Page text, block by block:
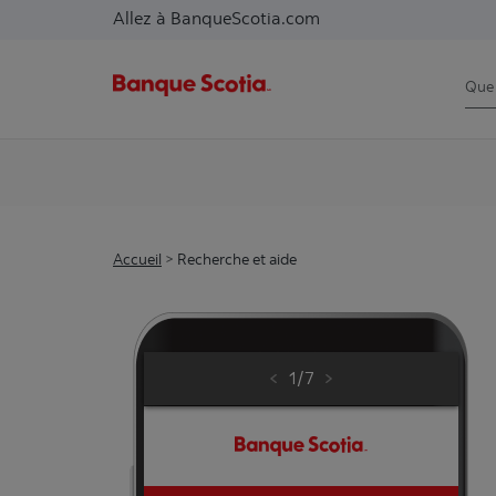
Allez à BanqueScotia.com
Accueil Recherche et aide
interactive
Étape
1 sur
/ 7